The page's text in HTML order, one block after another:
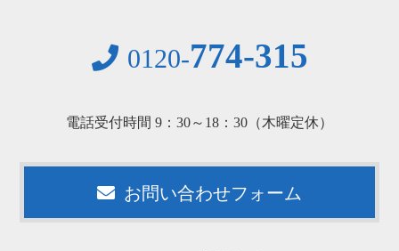
0120-774-315
電話受付時間 9：30～18：30（木曜定休）
お問い合わせフォーム